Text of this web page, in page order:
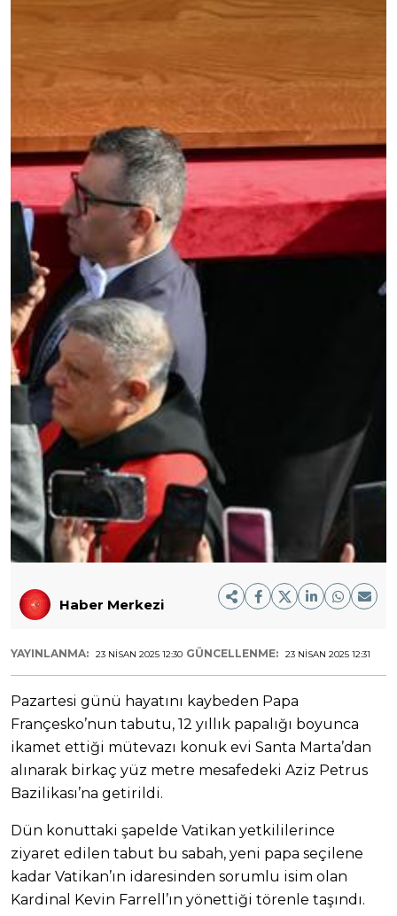
Haber Merkezi
YAYINLANMA: 23 NISAN 2025 12:30 GÜNCELLENME: 23 NISAN 2025 12:31
Pazartesi günü hayatını kaybeden Papa
Françesko’nun tabutu, 12 yıllık papalığı boyunca
ikamet ettiği mütevazı konuk evi Santa Marta’dan
alınarak birkaç yüz metre mesafedeki Aziz Petrus
Bazilikası’na getirildi.
Dün konuttaki şapelde Vatikan yetkililerince
ziyaret edilen tabut bu sabah, yeni papa seçilene
kadar Vatikan’ın idaresinden sorumlu isim olan
Kardinal Kevin Farrell’ın yönettiği törenle taşındı.